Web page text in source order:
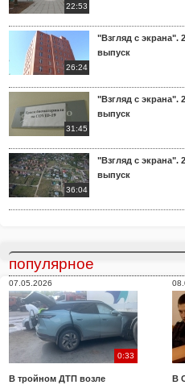
22:53
26:24
"Взгляд с экрана".
выпуск
31:45
"Взгляд с экрана".
выпуск
36:04
"Взгляд с экрана".
выпуск
популярное
07.05.2026
0:33
В тройном ДТП возле
В